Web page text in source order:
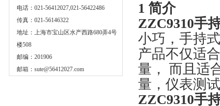
电话：021-56412027,021-56422486
传真：021-56146322
地址：上海市宝山区水产西路680弄4号
楼508
邮编：201906
邮箱： sute@56412027.com
1 简介
ZZC9310手
小巧，手持
产品不仅适
量， 而且适
量，仪表测
ZZC9310手